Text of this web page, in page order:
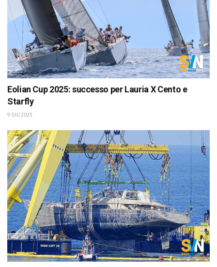
Eolian Cup 2025: successo per Lauria X Cento e
Starfly
9 GIU 2025